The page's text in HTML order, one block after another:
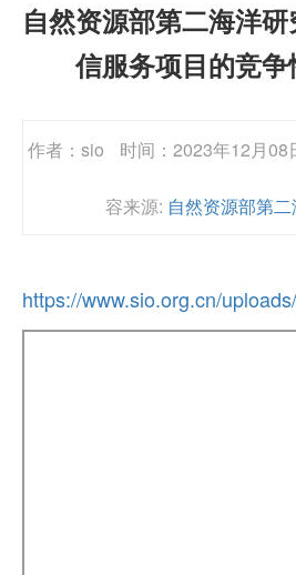
自然资源部第二海洋
信服务项目的竞
作者：sio 时间：2023年12月08
容来源: 自然资源部第
https://www.sio.org.cn/